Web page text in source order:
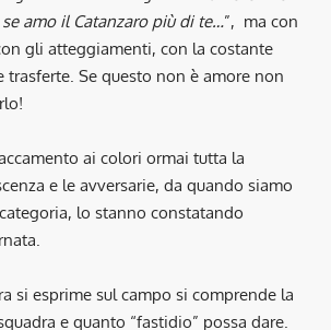
amo il Catanzaro più di te…”, ma con
gli atteggiamenti, con la costante
trasferte. Se questo non è amore non
ai colori ormai tutta la
e le avversarie, da quando siamo
lo stanno constatando
si esprime sul campo si comprende la
e quanto “fastidio” possa dare.